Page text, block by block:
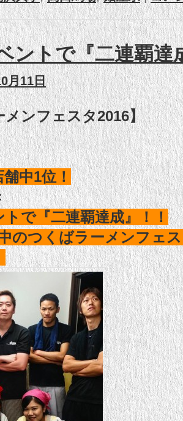
ントで『二連覇達
月11日
メンフェスタ2016】
中1位！
で『二連覇達成』！！
のつくばラーメンフェ